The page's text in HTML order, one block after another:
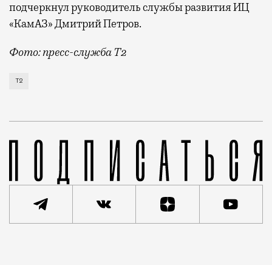
подчеркнул руководитель службы развития ИЦ
«КамАЗ» Дмитрий Петров.
Фото: пресс-служба Т2
Т2 развивает решения для автомобильной
Т2